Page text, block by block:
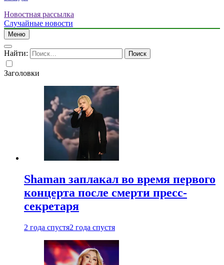
Новостная рассылка
Случайные новости
Меню
Найти:
Заголовки
Shaman заплакал во время первого
концерта после смерти пресс-
секретаря
2 года спустя2 года спустя